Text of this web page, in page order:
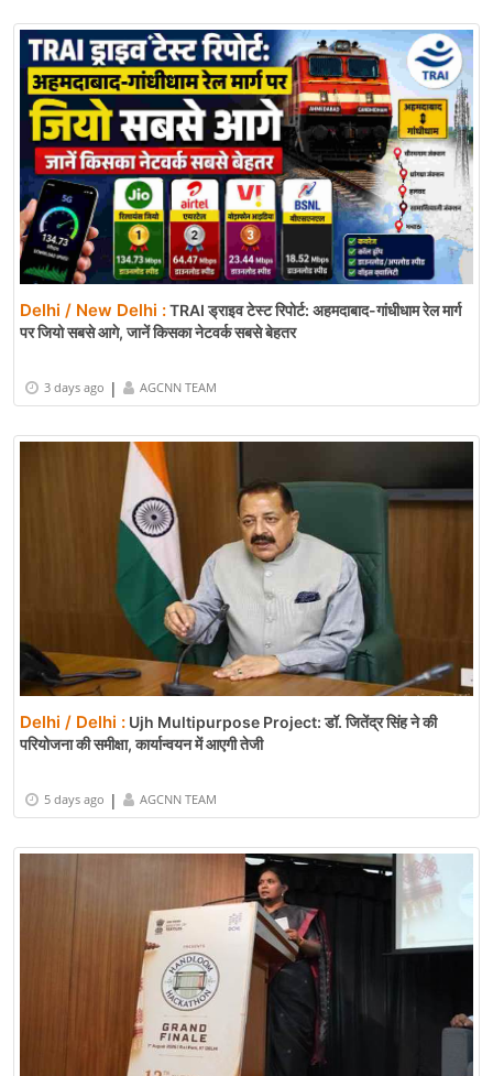
Delhi / New Delhi :TRAI ड्राइव टेस्ट रिपोर्ट: अहमदाबाद-गांधीधाम रेल मार्ग
पर जियो सबसे आगे, जानें किसका नेटवर्क सबसे बेहतर
3 days ago | AGCNN TEAM
Delhi / Delhi : Ujh Multipurpose Project: डॉ. जितेंद्र सिंह ने की
परियोजना की समीक्षा, कार्यान्वयन में आएगी तेजी
5 days ago | AGCNN TEAM